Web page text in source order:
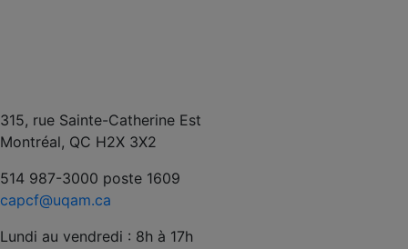
315, rue Sainte-Catherine Est
Montréal, QC H2X 3X2
514 987-3000 poste 1609
capcf@uqam.ca
Lundi au vendredi : 8h à 17h